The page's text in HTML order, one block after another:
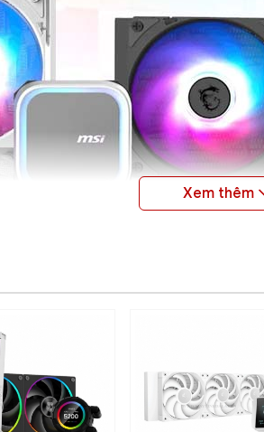
kế tản nhiệt dẫn
split-flow
– cho phép nước làm
kể cả khi ép xung.